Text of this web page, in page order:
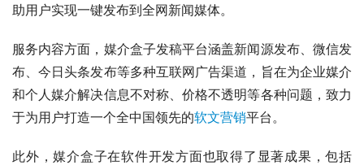
助用户实现一键发布到全网新闻媒体。
服务内容方面，媒介盒子发稿平台涵盖新闻源发布、微信发
布、今日头条发布等多种互联网广告渠道，旨在为企业媒介
和个人媒介解决信息不对称、价格不透明等各种问题，致力
于为用户打造一个全中国领先的软文营销平台。
此外，媒介盒子在软件开发方面也取得了显著成果，包括